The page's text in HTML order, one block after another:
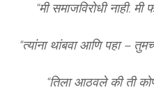
“मी समाजविरोधी नाही.
“त्यांना थांबवा आणि पहा –
“तिला आठवले की ती